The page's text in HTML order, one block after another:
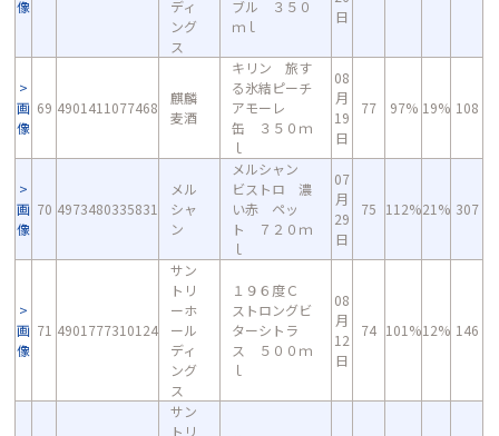
像
ディ
ング
ス
ブル ３５０
ｍｌ
日
画
像
69 4901411077468
麒麟
麦酒
キリン 旅す
る氷結ピーチ
アモーレ
缶 ３５０ｍ
ｌ
08
月
19
日
77 97% 19% 108
画
像
70 4973480335831
メル
シャ
ン
メルシャン
ビストロ 濃
い赤 ペッ
ト ７２０ｍ
ｌ
07
月
29
日
75 112%21% 307
画
像
71 4901777310124
サン
トリ
ーホ
ール
ディ
ング
ス
１９６度Ｃ
ストロングビ
ターシトラ
ス ５００ｍ
ｌ
08
月
12
日
74 101%12% 146
サン
トリ